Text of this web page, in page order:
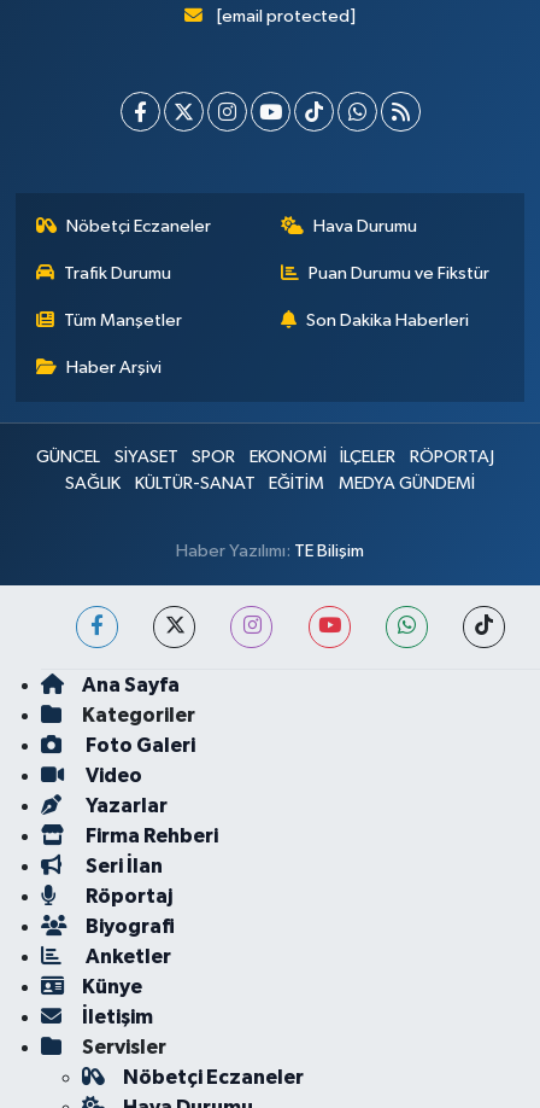
[email protected]
Nöbetçi Eczaneler Hava Durumu
Trafik Durumu Puan Durumu ve Fikstür
Tüm Manşetler Son Dakika Haberleri
Haber Arşivi
GÜNCEL SİYASET SPOR EKONOMİ İLÇELER
RÖPORTAJ
SAĞLIK
KÜLTÜR-SANAT EĞİTİM MEDYA GÜNDEMİ
Haber Yazılımı: TE Bilişim
Ana Sayfa
Kategoriler
Foto Galeri
Video
Yazarlar
Firma Rehberi
Seri İlan
Röportaj
Biyografi
Anketler
Künye
İletişim
Servisler
Nöbetçi Eczaneler